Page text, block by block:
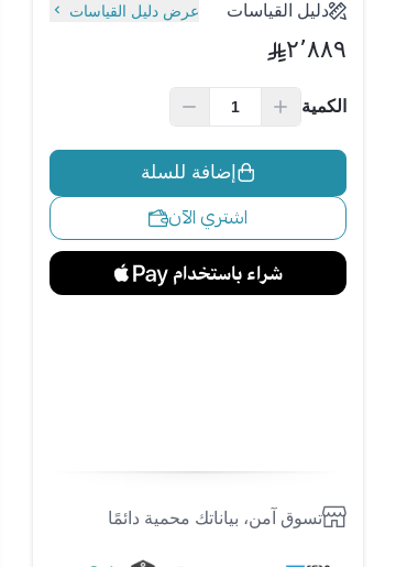
دليل القياسات عرض دليل القياسات
٢٬٨٨٩
الكمية
إضافة للسلة
اشتري الآن
تسوق آمن، بياناتك محمية دائمًا